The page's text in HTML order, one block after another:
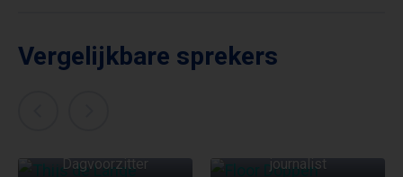
Vergelijkbare sprekers
Dagvoorzitter
journalist